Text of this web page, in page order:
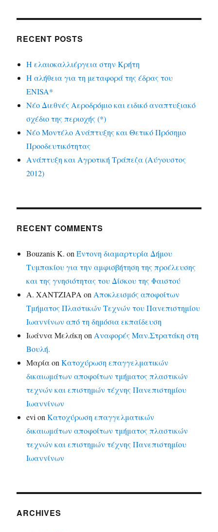
RECENT POSTS
Η ελαιοκαλλιέργεια στην Κρήτη
Η αλήθεια για τη μεταφορά της έδρας του
ENISA*
Νέο Διεθνές Αεροδρόμιο και ειδικό αναπτυξιακό
σχέδιο της περιοχής (*)
Νέο Μοντέλο Ανάπτυξης και Θετικό Πρόσημο
Προοδευτικότητας
Ανάπτυξη και Αγροτική Τράπεζα (Αύγουστος
2012)
RECENT COMMENTS
Bouzanis K. onΈντονη διαμαρτυρία Δήμου
Τυμπακίου για την αμφισβήτηση της προέλευσης
και της γνησιότητας του Δίσκου της Φαιστού
Α. ΧΑΝΤΖΙΑΡΑ on Αποκλεισμός αποφοίτων
Τμήματος Πλαστικών Τεχνών του Πανεπιστημίου
Ιωαννίνων από τη δημόσια εκπαίδευση
Ιωάννα Μελάκη on Αναφορές Μαν.Στρατάκη στη
Βουλή.
ΜαρίαonΚατοχύρωση επαγγελματικών
δικαιωμάτων αποφοίτων τμήματος πλαστικών
τεχνών και επιστημών τέχνης Πανεπιστημίου
Ιωαννίνων
evi onΚατοχύρωση επαγγελματικών
δικαιωμάτων αποφοίτων τμήματος πλαστικών
τεχνών και επιστημών τέχνης Πανεπιστημίου
Ιωαννίνων
ARCHIVES